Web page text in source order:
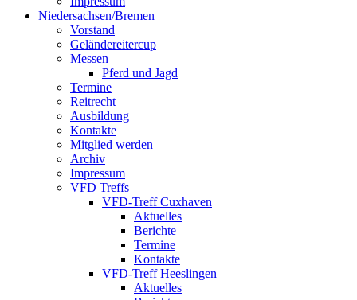
Niedersachsen/Bremen
Vorstand
Geländereitercup
Messen
Pferd und Jagd
Termine
Reitrecht
Ausbildung
Kontakte
Mitglied werden
Archiv
Impressum
VFD Treffs
VFD-Treff Cuxhaven
Aktuelles
Berichte
Termine
Kontakte
VFD-Treff Heeslingen
Aktuelles